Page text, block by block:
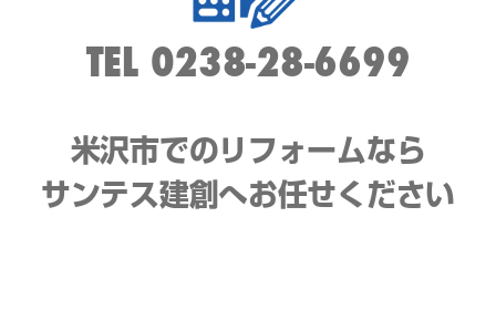
TEL0238-28-6699
米沢市でのリフォームなら
サンテス建創へお任せください